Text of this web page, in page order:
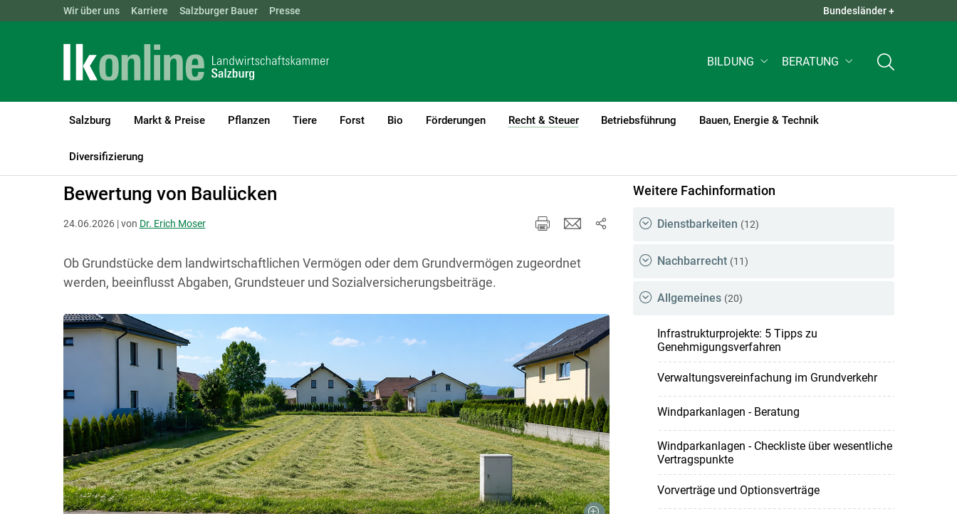
Landwirtschaftskammern: ÖSTERREICH BGLD KTN QUICK LINKS +
Wir über uns Karriere Salzburger Bauer Presse Bundesländer +
BILDUNG BERATUNG
Salzburg Markt & Preise Pflanzen Tiere Forst Bio Förderungen Recht & Steuer
(current)1
Betriebsführung Bauen, Energie & Technik
Diversifizierung
LK Salzburg Recht & Steuer
Bewertung von Baulücken
24.06.2026 | von Dr. Erich Moser
Ob Grundstücke dem landwirtschaftlichen Vermögen oder dem Grundvermögen zugeordnet
werden, beeinflusst Abgaben, Grundsteuer und Sozialversicherungsbeiträge.
Weitere Fachinformation
Dienstbarkeiten (12)
Nachbarrecht (11)
Allgemeines (20)
Infrastrukturprojekte: 5 Tipps zu
Genehmigungsverfahren
Verwaltungsvereinfachung im Grundverkehr
Windparkanlagen - Beratung
Windparkanlagen - Checkliste über wesentliche
Vertragspunkte
Vorverträge und Optionsverträge